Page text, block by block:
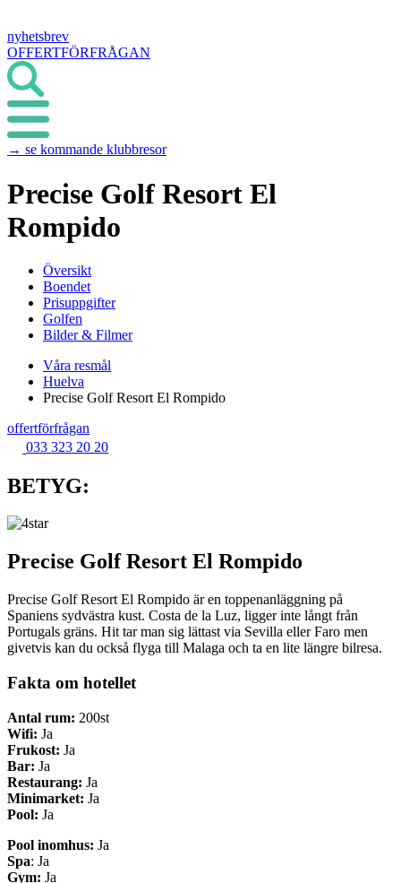
nyhetsbrev
OFFERTFÖRFRÅGAN
→ se kommande klubbresor
Precise Golf Resort El
Rompido
Översikt
Boendet
Prisuppgifter
Golfen
Bilder & Filmer
Våra resmål
Huelva
Precise Golf Resort El Rompido
offertförfrågan
033 323 20 20
BETYG:
Precise Golf Resort El Rompido
Precise Golf Resort El Rompido är en toppenanläggning på
Spaniens sydvästra kust. Costa de la Luz, ligger inte långt från
Portugals gräns. Hit tar man sig lättast via Sevilla eller Faro men
givetvis kan du också flyga till Malaga och ta en lite längre bilresa.
Fakta om hotellet
Antal rum: 200st
Wifi: Ja
Frukost: Ja
Bar: Ja
Restaurang: Ja
Minimarket: Ja
Pool: Ja
Pool inomhus: Ja
Spa: Ja
Gym: Ja